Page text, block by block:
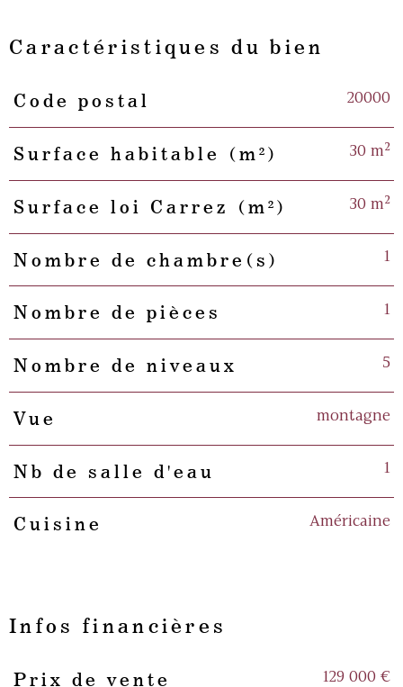
Caractéristiques du bien
Caractéristiques Valeurs
Code postal 20000
Surface habitable (m²) 30 m²
Surface loi Carrez (m²) 30 m²
Nombre de chambre(s) 1
Nombre de pièces 1
Nombre de niveaux 5
Vue montagne
Nb de salle d'eau 1
Cuisine Américaine
Infos financières
Caractéristiques Valeurs
Prix de vente 129 000 €